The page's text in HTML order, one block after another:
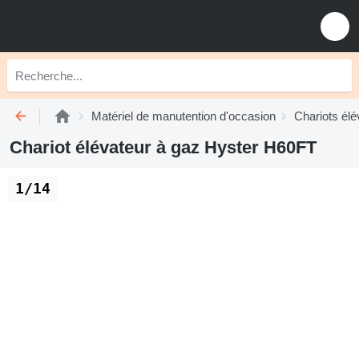
Matériel de manutention d'occasion Chariots
Chariot élévateur à gaz Hyster H60FT
1/14